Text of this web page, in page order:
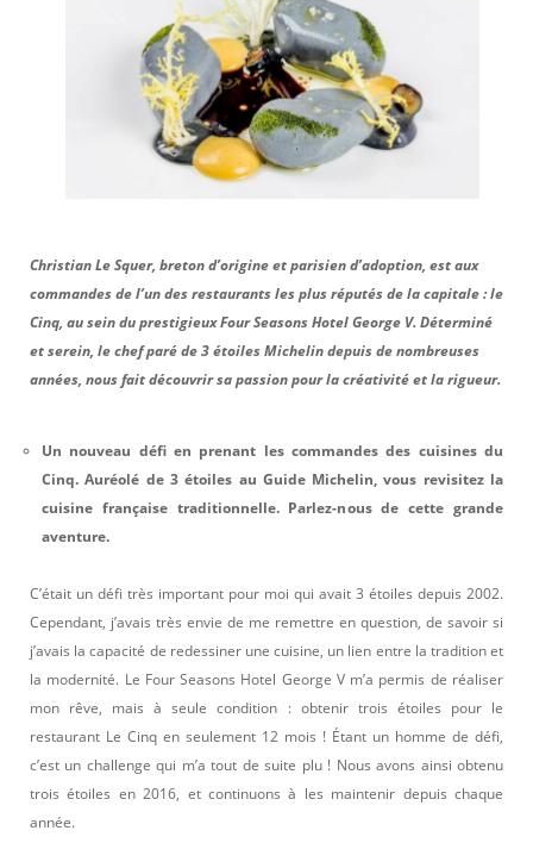
Christian Le Squer, breton d’origine et parisien d’adoption, est aux
commandes de l’un des restaurants les plus réputés de la capitale : le
Cinq, au sein du prestigieux Four Seasons Hotel George V. Déterminé
et serein, le chef paré de 3 étoiles Michelin depuis de nombreuses
années, nous fait découvrir sa passion pour la créativité et la rigueur.
Un nouveau défi en prenant les commandes des cuisines du
Cinq. Auréolé de 3 étoiles au Guide Michelin, vous revisitez la
cuisine française traditionnelle. Parlez-nous de cette grande
aventure.
C’était un défi très important pour moi qui avait 3 étoiles depuis 2002.
Cependant, j’avais très envie de me remettre en question, de savoir si
j’avais la capacité de redessiner une cuisine, un lien entre la tradition et
la modernité. Le Four Seasons Hotel George V m’a permis de réaliser
mon rêve, mais à seule condition : obtenir trois étoiles pour le
restaurant Le Cinq en seulement 12 mois ! Étant un homme de défi,
c’est un challenge qui m’a tout de suite plu ! Nous avons ainsi obtenu
trois étoiles en 2016, et continuons à les maintenir depuis chaque
année.